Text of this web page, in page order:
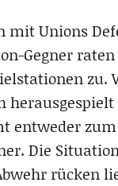
mit Unions
Gegner
zu.
entweder
Die
rücken